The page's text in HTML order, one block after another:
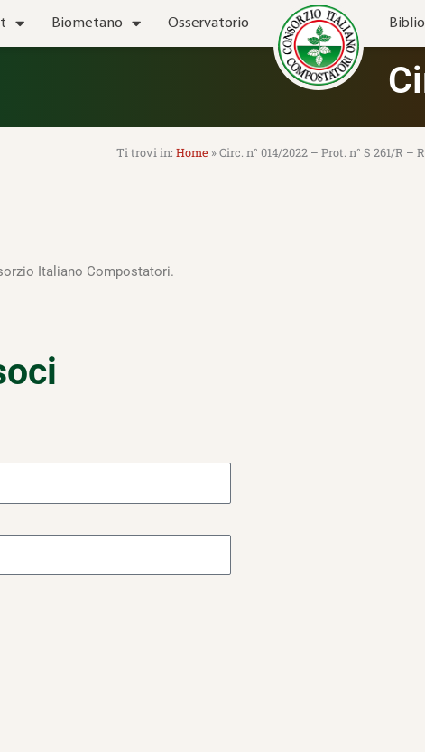
Biometano Osservatorio
Home »Circ. n° 014/2022 – Prot. n° S 261/R
Italiano Compostatori.